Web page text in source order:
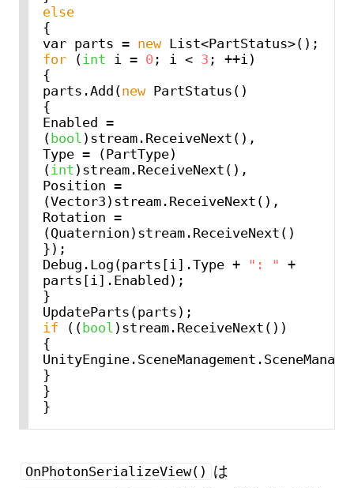
else
{
var parts = new
for (int i = 0 ; i < 3 ; ++i)
{
parts.Add(new PartStatus()
{
Enabled =
( bool )stream.ReceiveNext(),
Type = (PartType)
(int )stream.ReceiveNext(),
Position =
(Vector3)stream.ReceiveNext(),
Rotation =
(Quaternion)stream.ReceiveNext()
});
Debug.Log(parts[i].Type + ": " +
parts[i].Enabled);
}
if (( bool )stream.ReceiveNext())
{
}
}
OnPhotonSerializeView() は